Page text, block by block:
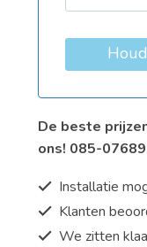
De beste
ons! 085-
Installatie
Klanten
We zitten